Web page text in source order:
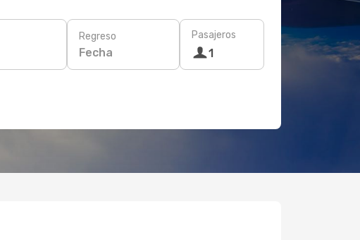
Regreso
Fecha
Pasajeros
1